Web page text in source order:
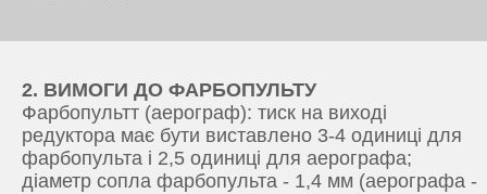
2. ВИМОГИ ДО ФАРБОПУЛЬТУ
Фарбопультт (аерограф): тиск на виході
редуктора має бути виставлено 3-4 одиниці для
фарбопульта і 2,5 одиниці для аерографа;
діаметр сопла фарбопульта - 1,4 мм (аерографа -